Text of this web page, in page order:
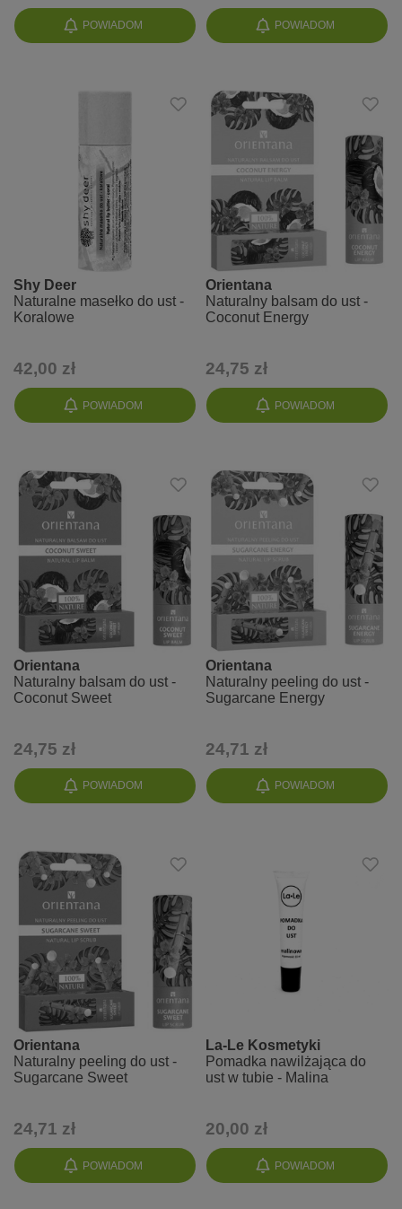
POWIADOM POWIADOM
POWIADOM
Shy Deer
Naturalne masełko do ust -
Koralowe
42,00 zł
POWIADOM
Orientana
Naturalny balsam do ust -
Coconut Energy
24,75 zł
POWIADOM
Orientana
Naturalny balsam do ust -
Coconut Sweet
24,75 zł
POWIADOM
Orientana
Naturalny peeling do ust -
Sugarcane Energy
24,71 zł
POWIADOM
Orientana
Naturalny peeling do ust -
Sugarcane Sweet
24,71 zł
POWIADOM
La-Le Kosmetyki
Pomadka nawilżająca do
ust w tubie - Malina
20,00 zł